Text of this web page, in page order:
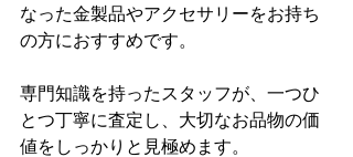
なった金製品やアクセサリーをお持ち
の方におすすめです。
専門知識を持ったスタッフが、一つひ
とつ丁寧に査定し、大切なお品物の価
値をしっかりと見極めます。